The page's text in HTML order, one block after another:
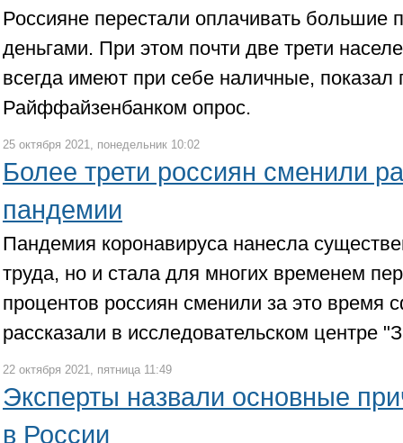
Россияне перестали оплачивать большие
деньгами. При этом почти две трети
всегда имеют при себе наличные,
Райффайзенбанком опрос.
25 октября 2021, понедельник 10:02
Более трети россиян сменили
пандемии
Пандемия коронавируса нанесла
труда, но и стала для многих временем
процентов россиян сменили за это время
рассказали в исследовательском центре
22 октября 2021, пятница 11:49
Эксперты назвали основные
в России